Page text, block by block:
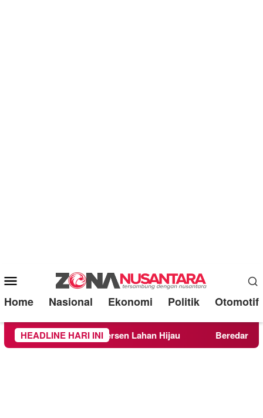
Mobile
Menu
Home Nasional Ekonomi Politik Otomotif
HEADLINE HARI INI
Persen Lahan Hijau Beredar Surat Larangan